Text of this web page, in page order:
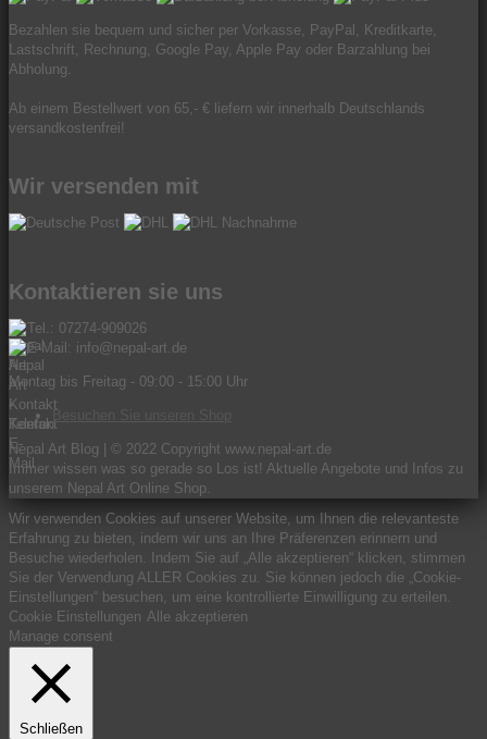
Bezahlen sie bequem und sicher per Vorkasse, PayPal, Kreditkarte,
Lastschrift, Rechnung, Google Pay, Apple Pay oder Barzahlung bei
Abholung.
Ab einem Bestellwert von 65,- € liefern wir innerhalb Deutschlands
versandkostenfrei!
Wir versenden mit
Kontaktieren sie uns
Tel.: 07274-909026
E-Mail: info@nepal-art.de
Montag bis Freitag - 09:00 - 15:00 Uhr
Nepal Art Blog | © 2022 Copyright www.nepal-art.de
Immer wissen was so gerade so Los ist! Aktuelle Angebote und Infos zu
unserem Nepal Art Online Shop.
Wir verwenden Cookies auf unserer Website, um Ihnen die relevanteste
Erfahrung zu bieten, indem wir uns an Ihre Präferenzen erinnern und
Besuche wiederholen. Indem Sie auf „Alle akzeptieren“ klicken, stimmen
Sie der Verwendung ALLER Cookies zu. Sie können jedoch die „Cookie-
Einstellungen“ besuchen, um eine kontrollierte Einwilligung zu erteilen.
Cookie Einstellungen Alle akzeptieren
Manage consent
Schließen